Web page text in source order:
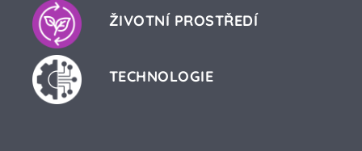
ŽIVOTNÍ PROSTŘEDÍ
TECHNOLOGIE